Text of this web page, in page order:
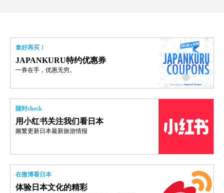
拿好再买！
JAPANKURU特约优惠券
一券在手，优惠无穷。
随时check
用小红书关注我们看日本
频繁更新日本最新旅游情报
在微博看日本
体验日本文化的精彩